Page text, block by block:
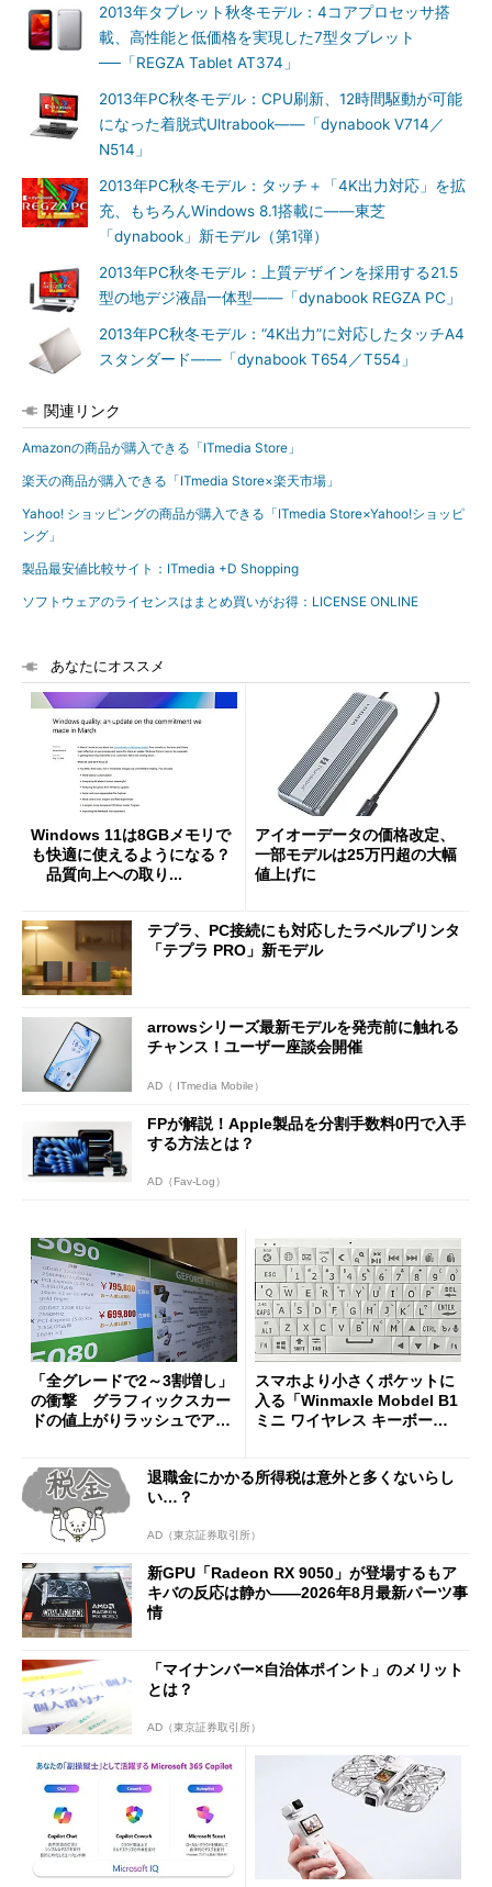
2013年タブレット秋冬モデル：4コアプロセッサ搭
載、高性能と低価格を実現した7型タブレット
──「REGZA Tablet AT374」
2013年PC秋冬モデル：CPU刷新、12時間駆動が可能
になった着脱式Ultrabook――「dynabook V714／
N514」
2013年PC秋冬モデル：タッチ＋「4K出力対応」を拡
充、もちろんWindows 8.1搭載に――東芝
「dynabook」新モデル（第1弾）
2013年PC秋冬モデル：上質デザインを採用する21.5
型の地デジ液晶一体型――「dynabook REGZA PC」
2013年PC秋冬モデル：“4K出力”に対応したタッチA4
スタンダード――「dynabook T654／T554」
関連リンク
Amazonの商品が購入できる「ITmedia Store」
楽天の商品が購入できる「ITmedia Store×楽天市場」
Yahoo! ショッピングの商品が購入できる「ITmedia Store×Yahoo!ショッピ
ング」
製品最安値比較サイト：ITmedia +D Shopping
ソフトウェアのライセンスはまとめ買いがお得：LICENSE ONLINE
あなたにオススメ
Windows 11は8GBメモリで
も快適に使えるようになる？
品質向上への取り...
アイオーデータの価格改定、
一部モデルは25万円超の大幅
値上げに
テプラ、PC接続にも対応したラベルプリンタ
「テプラ PRO」新モデル
arrowsシリーズ最新モデルを発売前に触れる
チャンス！ユーザー座談会開催
AD（ ITmedia Mobile）
FPが解説！Apple製品を分割手数料0円で入手
する方法とは？
AD（Fav-Log）
「全グレードで2～3割増し」
の衝撃 グラフィックスカー
ドの値上がりラッシュでアキ
スマホより小さくポケットに
入る「Winmaxle Mobdel B1
ミニ ワイヤレス キーボー
退職金にかかる所得税は意外と多くないらし
い…？
AD（東京証券取引所）
新GPU「Radeon RX 9050」が登場するもア
キバの反応は静か――2026年8月最新パーツ事
情
「マイナンバー×自治体ポイント」のメリット
とは？
AD（東京証券取引所）